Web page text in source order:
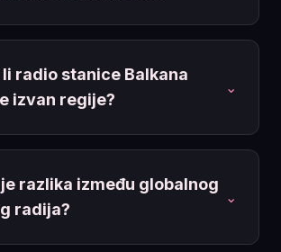
li radio stanice Balkana
izvan regije?
⌄
je razlika između globalnog
radija?
⌄